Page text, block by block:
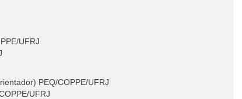
UFRJ
PEQ/COPPE/UFRJ
UFRJ